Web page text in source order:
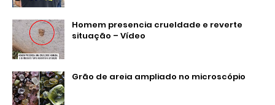
Homem presencia crueldade e reverte
situação – Vídeo
Grão de areia ampliado no microscópio